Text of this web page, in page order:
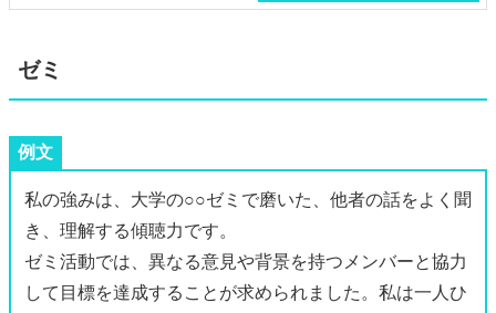
ゼミ
例文
私の強みは、大学の○○ゼミで磨いた、他者の話をよく聞
き、理解する傾聴力です。
ゼミ活動では、異なる意見や背景を持つメンバーと協力
して目標を達成することが求められました。私は一人ひ